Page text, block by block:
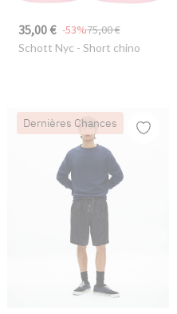
35,00 € 75,00 €
-53%
Schott Nyc - Short chino
Dernières Chances